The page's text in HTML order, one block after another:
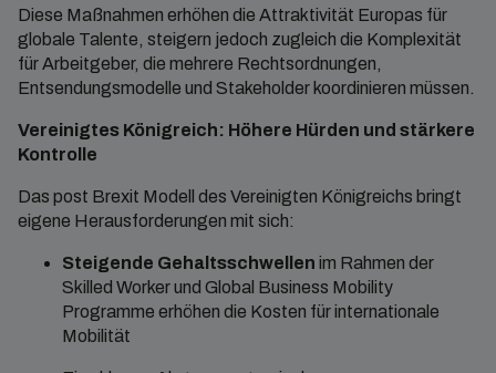
Diese Maßnahmen erhöhen die Attraktivität Europas für
globale Talente, steigern jedoch zugleich die Komplexität
für Arbeitgeber, die mehrere Rechtsordnungen,
Entsendungsmodelle und Stakeholder koordinieren müssen.
Vereinigtes Königreich: Höhere Hürden und stärkere
Kontrolle
Das post Brexit Modell des Vereinigten Königreichs bringt
eigene Herausforderungen mit sich:
Steigende Gehaltsschwellen im Rahmen der
Skilled Worker und Global Business Mobility
Programme erhöhen die Kosten für internationale
Mobilität